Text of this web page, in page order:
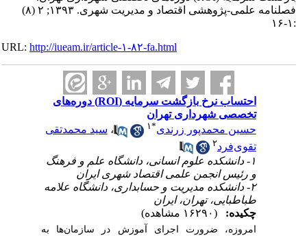
فصلنامه علمی-پژوهشی اقتصاد و مدیریت شهری. ۱۳۹۳; ۲ (۸)
URL:http://iueam.ir/article-۱-۸۲-fa.html
احتساب نرخ بازگشت سرمایه (ROI) دوره‌های
تخصصی شهرداری تهران
حسین محمدپور زرندی* ۱ ،سید محمدتقی
تقوی‌فرد
۱- دانشکده علوم انسانی، دانشگاه علم و فرهنگ
و رئیس انجمن علمی اقتصاد شهری ایران
۲- دانشکده مدیریت و حسابداری، دانشگاه علامه
طباطبایی، تهران، ایران
چکیده:
امروزه، ضرورت اجرای آموزش در سازمان‌ها به